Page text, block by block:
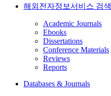
해외전자정보서비스 검색
Academic Journals
Ebooks
Dissertations
Conference Materials
Reviews
Reports
Databases & Journals